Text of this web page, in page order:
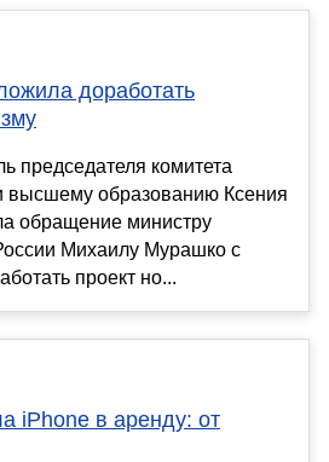
доработать
председателя комитета
высшему образованию Ксения
обращение министру
Михаилу Мурашко с
проект но...
iPhone в аренду: от